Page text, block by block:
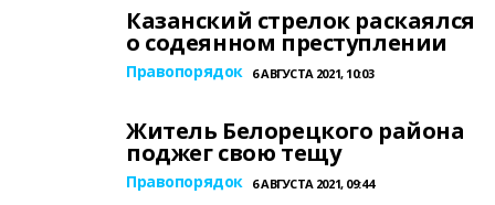
Казанский стрелок раскаялся
о содеянном преступлении
Правопорядок 6 АВГУСТА 2021, 10:03
Житель Белорецкого района
поджег свою тещу
Правопорядок 6 АВГУСТА 2021, 09:44